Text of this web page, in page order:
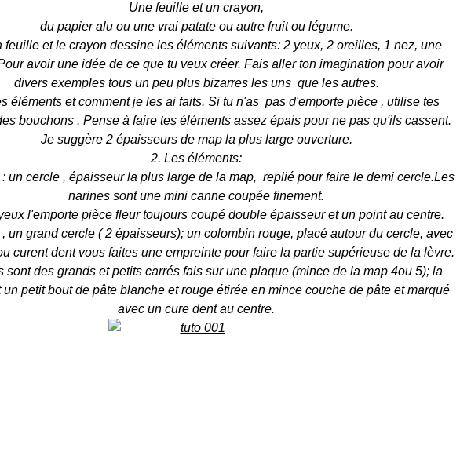
Une feuille et un crayon,
du papier alu ou une vrai patate ou autre fruit ou légume.
feuille et le crayon dessine les éléments suivants: 2 yeux, 2 oreilles, 1 nez, une
avoir une idée de ce que tu veux créer. Fais aller ton imagination pour avoir
divers exemples tous un peu plus bizarres les uns que les autres.
éléments et comment je les ai faits. Si tu n'as pas d'emporte pièce , utilise tes
bouchons . Pense à faire tes éléments assez épais pour ne pas qu'ils cassent.
Je suggère 2 épaisseurs de map la plus large ouverture.
2. Les éléments:
un cercle , épaisseur la plus large de la map, replié pour faire le demi cercle.Les
narines sont une mini canne coupée finement.
l'emporte pièce fleur toujours coupé double épaisseur et un point au centre.
un grand cercle ( 2 épaisseurs); un colombin rouge, placé autour du cercle, avec
curent dent vous faites une empreinte pour faire la partie supérieuse de la lèvre.
sont des grands et petits carrés fais sur une plaque (mince de la map 4ou 5); la
un petit bout de pâte blanche et rouge étirée en mince couche de pâte et marqué
avec un cure dent au centre.